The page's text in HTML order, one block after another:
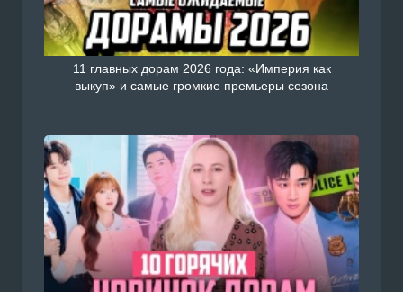
11 главных дорам 2026 года: «Империя как
выкуп» и самые громкие премьеры сезона